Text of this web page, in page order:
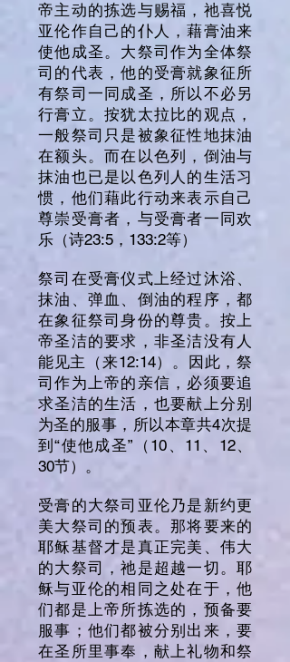
帝主动的拣选与赐福，祂喜悦
亚伦作自己的仆人，藉膏油来
使他成圣。大祭司作为全体祭
司的代表，他的受膏就象征所
有祭司一同成圣，所以不必另
行膏立。按犹太拉比的观点，
一般祭司只是被象征性地抹油
在额头。而在以色列，倒油与
抹油也已是以色列人的生活习
惯，他们藉此行动来表示自己
尊崇受膏者，与受膏者一同欢
乐（诗23:5，133:2等）
祭司在受膏仪式上经过沐浴、
抹油、弹血、倒油的程序，都
在象征祭司身份的尊贵。按上
帝圣洁的要求，非圣洁没有人
能见主（来12:14）。因此，祭
司作为上帝的亲信，必须要追
求圣洁的生活，也要献上分别
为圣的服事，所以本章共4次提
到“使他成圣”（10、11、12、
30节）。
受膏的大祭司亚伦乃是新约更
美大祭司的预表。那将要来的
耶稣基督才是真正完美、伟大
的大祭司，祂是超越一切。耶
稣与亚伦的相同之处在于，他
们都是上帝所拣选的，预备要
服事；他们都被分别出来，要
在圣所里事奉，献上礼物和祭